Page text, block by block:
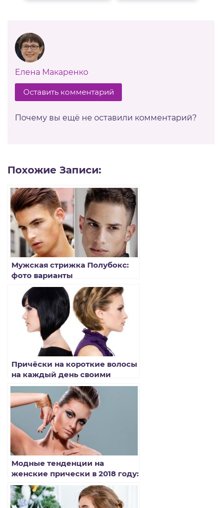
Елена Макаренко
Оставить комментарий
Почему вы ещё не оставили комментарий?
Похожие Записи:
Мужская стрижка Полубокс:
фото варианты
Причёски на короткие волосы
на каждый день своими
руками: фото пошагово
Модные тенденции на
женские прически в 2018 году:
фото